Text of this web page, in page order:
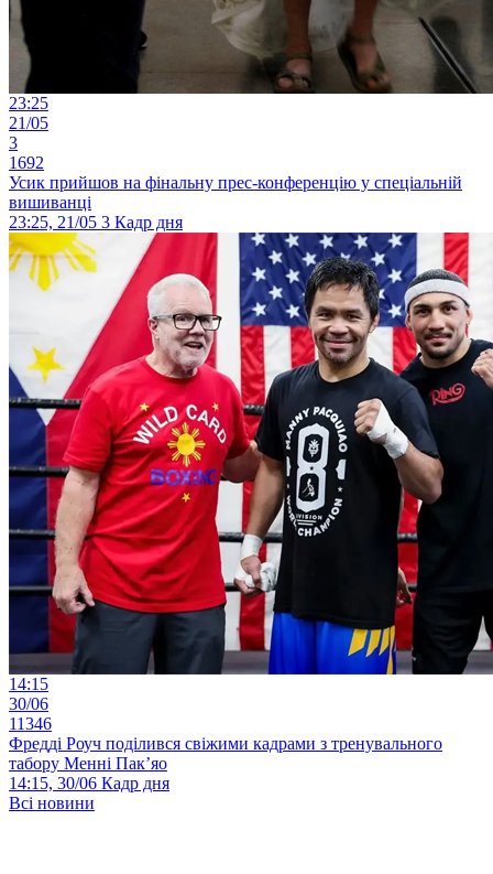
23:25
21/05
3
1692
Усик прийшов на фінальну прес-конференцію у спеціальній
вишиванці
23:25, 21/05 3 Кадр дня
14:15
30/06
11346
Фредді Роуч поділився свіжими кадрами з тренувального
табору Менні Пак’яо
14:15, 30/06 Кадр дня
Всі новини